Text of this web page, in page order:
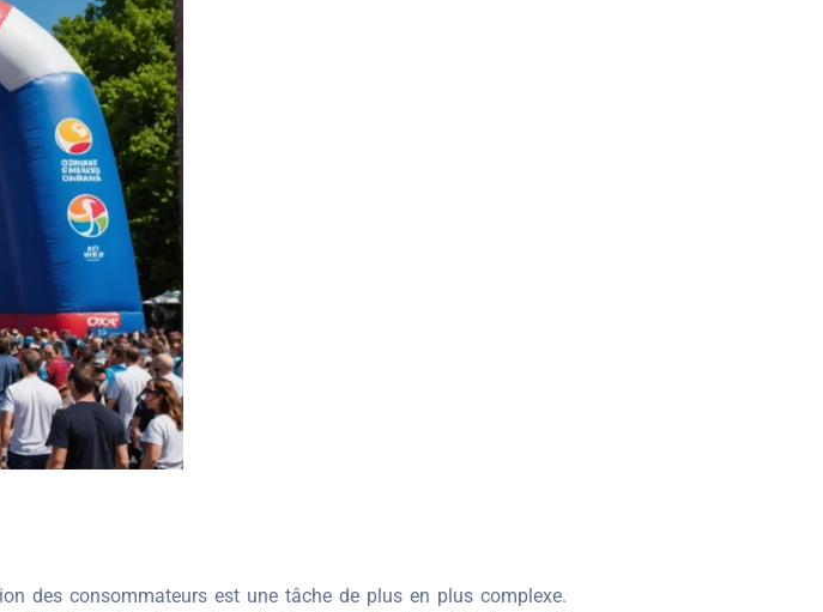
des consommateurs est une tâche de plus en plus complexe.